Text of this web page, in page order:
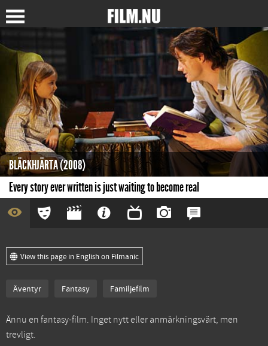
BLÄCKHJÄRTA (2008)
Every story ever written is just waiting to become real
View this page in English on Filmanic
Äventyr Fantasy Familjefilm
Ännu en fantasy-film. Inget nytt eller anmärkningsvärt, men
trevligt.